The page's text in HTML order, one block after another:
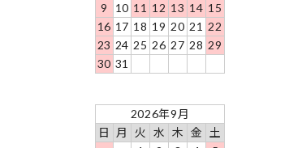
9
10 11 12 13 14 15
16 17 18 19 20 21 22
23 24 25 26 27 28 29
30 31
2026年9月
日
月 火 水 木 金
土